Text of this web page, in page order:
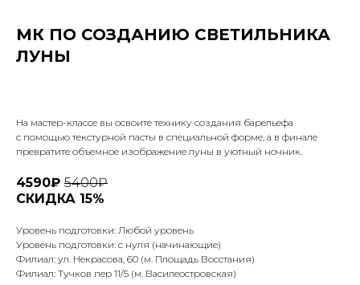
МК ПО СОЗДАНИЮ СВЕТИЛЬНИКА
ЛУНЫ
На мастер-классе вы освоите технику создания барельефа
с помощью текстурной пасты в специальной форме, а в финале
превратите объемное изображение луны в уютный ночник.
4590₽ 5400₽
СКИДКА 15%
Уровень подготовки: Любой уровень
Уровень подготовки: с нуля (начинающие)
Филиал: ул. Некрасова, 60 (м. Площадь Восстания)
Филиал: Тучков пер 11/5 (м. Василеостровская)